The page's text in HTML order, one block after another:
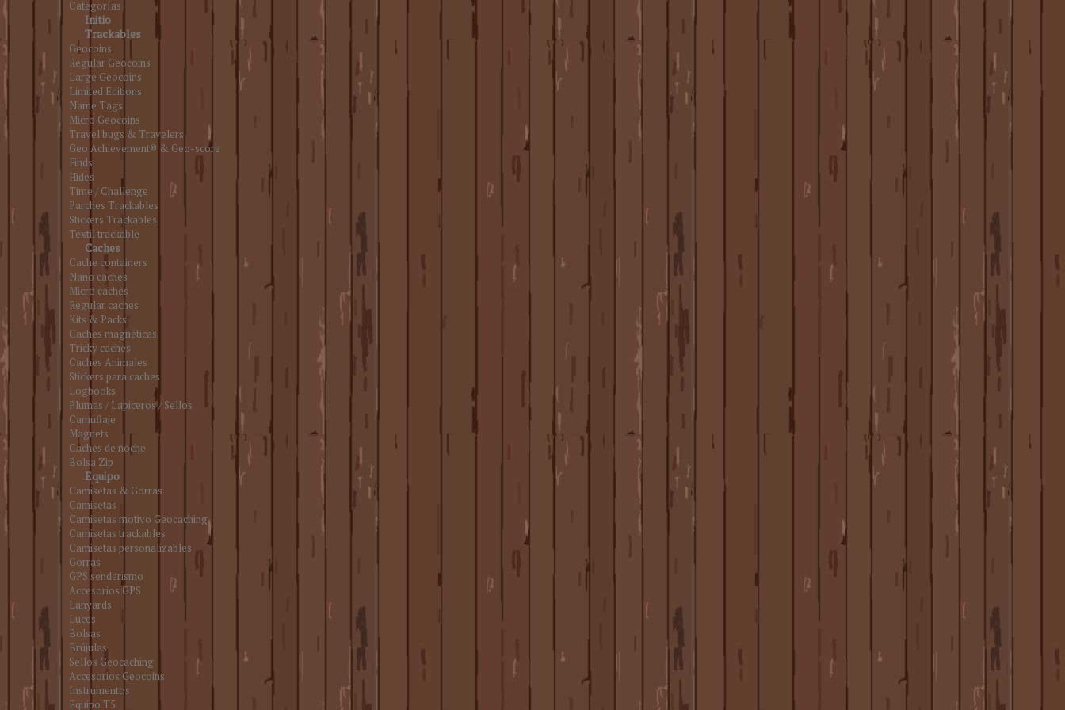
Categorías
Initio
Trackables
Geocoins
Regular Geocoins
Large Geocoins
Limited Editions
Name Tags
Micro Geocoins
Travel bugs & Travelers
Geo Achievement® & Geo-score
Finds
Hides
Time / Challenge
Parches Trackables
Stickers Trackables
Textil trackable
Caches
Cache containers
Nano caches
Micro caches
Regular caches
Kits & Packs
Caches magnéticas
Tricky caches
Caches Animales
Stickers para caches
Logbooks
Plumas / Lapiceros / Sellos
Camuflaje
Magnets
Caches de noche
Bolsa Zip
Equipo
Camisetas & Gorras
Camisetas
Camisetas motivo Geocaching
Camisetas trackables
Camisetas personalizables
Gorras
GPS senderismo
Accesorios GPS
Lanyards
Luces
Bolsas
Brújulas
Sellos Geocaching
Accesorios Geocoins
Instrumentos
Equipo T5